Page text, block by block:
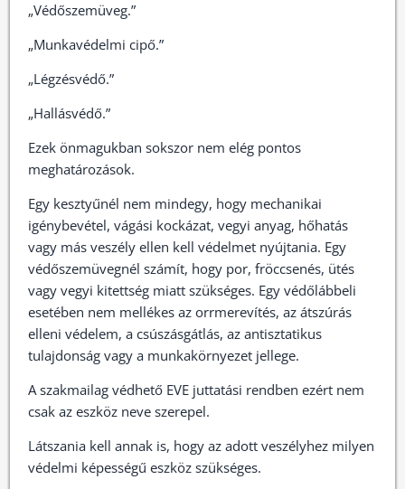
„Védőszemüveg.”
„Munkavédelmi cipő.”
„Légzésvédő.”
„Hallásvédő.”
Ezek önmagukban sokszor nem elég pontos
meghatározások.
Egy kesztyűnél nem mindegy, hogy mechanikai
igénybevétel, vágási kockázat, vegyi anyag, hőhatás
vagy más veszély ellen kell védelmet nyújtania. Egy
védőszemüvegnél számít, hogy por, fröccsenés, ütés
vagy vegyi kitettség miatt szükséges. Egy védőlábbeli
esetében nem mellékes az orrmerevítés, az átszúrás
elleni védelem, a csúszásgátlás, az antisztatikus
tulajdonság vagy a munkakörnyezet jellege.
A szakmailag védhető EVE juttatási rendben ezért nem
csak az eszköz neve szerepel.
Látszania kell annak is, hogy az adott veszélyhez milyen
védelmi képességű eszköz szükséges.